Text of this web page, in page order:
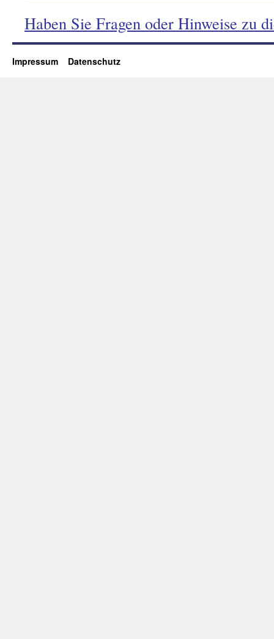
Haben Sie Fragen oder Hinweise zu
Impressum Datenschutz